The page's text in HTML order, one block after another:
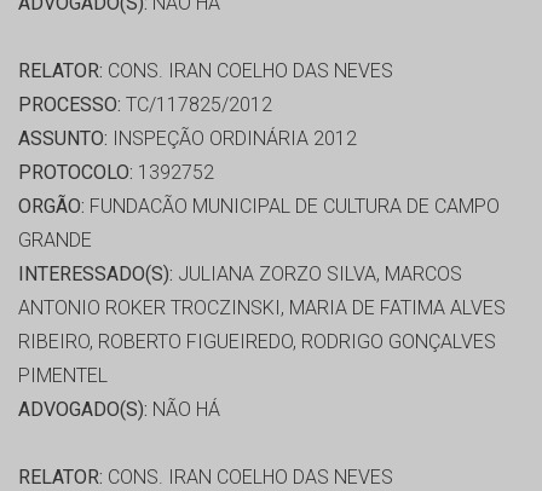
RELATOR: CONS. IRAN COELHO DAS NEVES
PROCESSO: TC/117825/2012
ASSUNTO: INSPEÇÃO ORDINÁRIA 2012
PROTOCOLO: 1392752
ORGÃO: FUNDACÃO MUNICIPAL DE CULTURA DE CAMPO
GRANDE
INTERESSADO(S): JULIANA ZORZO SILVA, MARCOS
ANTONIO ROKER TROCZINSKI, MARIA DE FATIMA ALVES
RIBEIRO, ROBERTO FIGUEIREDO, RODRIGO GONÇALVES
PIMENTEL
ADVOGADO(S): NÃO HÁ
RELATOR: CONS. IRAN COELHO DAS NEVES